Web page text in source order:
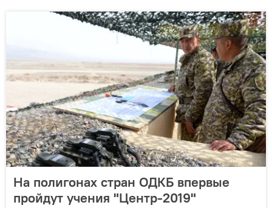
На полигонах стран ОДКБ впервые
пройдут учения "Центр-2019"